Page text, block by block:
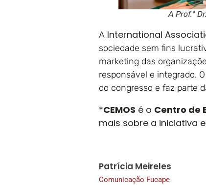
A Prof.ª
A International
sociedade sem fins
marketing das
responsável e integrado.
do congresso e faz parte
*CEMOS é o Centro de
mais sobre a iniciativa
Patrícia Meireles
Comunicação Fucape